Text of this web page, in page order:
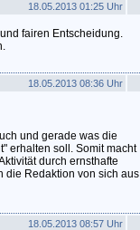
18.05.2013 01:25 Uhr
fairen Entscheidung.
18.05.2013 08:36 Uhr
und gerade was die
erhalten soll. Somit macht
durch ernsthafte
die Redaktion von sich aus
18.05.2013 08:57 Uhr